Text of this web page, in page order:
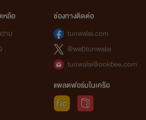
หลือ
าม
ช่องทางติดต่อ
tunwalai.com
@webtunwalai
tunwalai@ookbee.com
แพลตฟอร์มในเครือ